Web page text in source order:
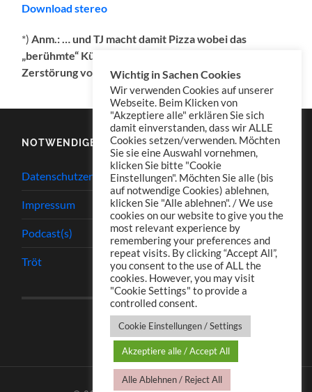
Download stereo
*) Anm.: … und TJ macht damit Pizzawobei das
„berühmte“ Küchengerät gerade noch so an einer
Zerstörung vorbeischrammt.Unglaublich aber wahr.
NOTWENDIGES
Datenschutzerklärung
Impressum
Podcast(s)
Tröt
Wichtig in Sachen Cookies
Wir verwenden Cookies auf unserer
Webseite. Beim Klicken von
"Akzeptiere alle" erklären Sie sich
damit einverstanden, dass wir ALLE
Cookies setzen/verwenden. Möchten
Sie sie eine Auswahl vornehmen,
klicken Sie bitte "Cookie
Einstellungen". Möchten Sie alle (bis
auf notwendige Cookies) ablehnen,
klicken Sie "Alle ablehnen". / We use
cookies on our website to give you the
most relevant experience by
remembering your preferences and
repeat visits. By clicking “Accept All”,
you consent to the use of ALL the
cookies. However, you may visit
"Cookie Settings" to provide a
controlled consent.
Cookie Einstellungen / Settings
Akzeptiere alle / Accept All
Alle Ablehnen / Reject All